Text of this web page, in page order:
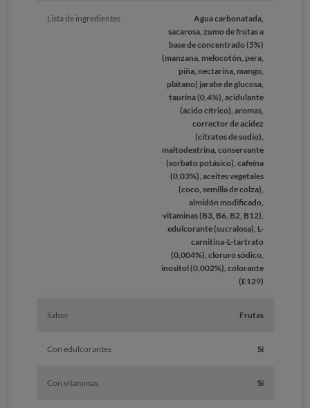
Lista de ingredientes
Agua carbonatada,
sacarosa, zumo de frutas a
base de concentrado (5%)
(manzana, melocotón, pera,
piña, nectarina, mango,
plátano) jarabe de glucosa,
taurina (0,4%), acidulante
(ácido cítrico), aromas,
corrector de acidez
(citratos de sodio),
maltodextrina, conservante
(sorbato potásico), cafeína
(0,03%), aceites vegetales
(coco, semilla de colza),
almidón modificado,
vitaminas (B3, B6, B2, B12),
edulcorante (sucralosa), L-
carnitina-L-tartrato
(0,004%), cloruro sódico,
inositol (0,002%), colorante
(E129)
Sabor Frutas
Con edulcorantes Sí
Con vitaminas Sí